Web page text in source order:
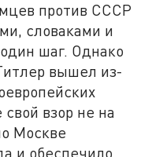
против СССР
словаками и
шаг. Однако
вышел из-
свой взор не на
Москве
и обеспечило